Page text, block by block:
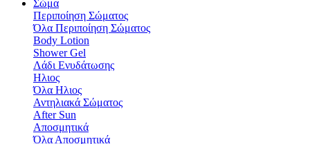
Σώμα
Περιποίηση Σώματος
Όλα Περιποίηση Σώματος
Body Lotion
Shower Gel
Λάδι Ενυδάτωσης
Hλιος
Όλα Hλιος
Αντηλιακά Σώματος
After Sun
Αποσμητικά
Όλα Αποσμητικά